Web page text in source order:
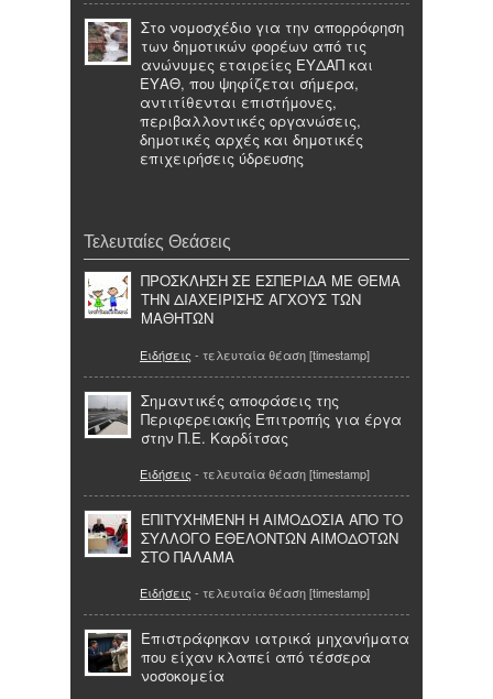
Στο νομοσχέδιο για την απορρόφηση
των δημοτικών φορέων από τις
ανώνυμες εταιρείες ΕΥΔΑΠ και
ΕΥΑΘ, που ψηφίζεται σήμερα,
αντιτίθενται επιστήμονες,
περιβαλλοντικές οργανώσεις,
δημοτικές αρχές και δημοτικές
επιχειρήσεις ύδρευσης
Τελευταίες Θεάσεις
ΠΡΟΣΚΛΗΣΗ ΣΕ ΕΣΠΕΡΙΔΑ ΜΕ ΘΕΜΑ
ΤΗΝ ΔΙΑΧΕΙΡΙΣΗΣ ΑΓΧΟΥΣ ΤΩΝ
ΜΑΘΗΤΩΝ
Ειδήσεις - τελευταία θέαση [timestamp]
Σημαντικές αποφάσεις της
Περιφερειακής Επιτροπής για έργα
στην Π.Ε. Καρδίτσας
Ειδήσεις - τελευταία θέαση [timestamp]
ΕΠΙΤΥΧΗΜΕΝΗ Η ΑΙΜΟΔΟΣΙΑ ΑΠΟ ΤΟ
ΣΥΛΛΟΓΟ ΕΘΕΛΟΝΤΩΝ ΑΙΜΟΔΟΤΩΝ
ΣΤΟ ΠΑΛΑΜΑ
Ειδήσεις - τελευταία θέαση [timestamp]
Επιστράφηκαν ιατρικά μηχανήματα
που είχαν κλαπεί από τέσσερα
νοσοκομεία